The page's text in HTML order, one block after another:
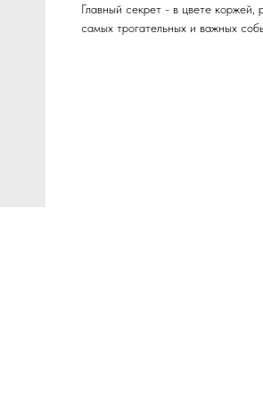
Главный секрет - в цвете коржей,
самых трогательных и важных